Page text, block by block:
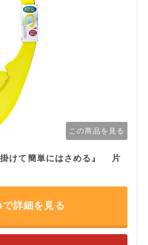
この商品を見る
けて簡単にはさめる』 片
詳細を見る